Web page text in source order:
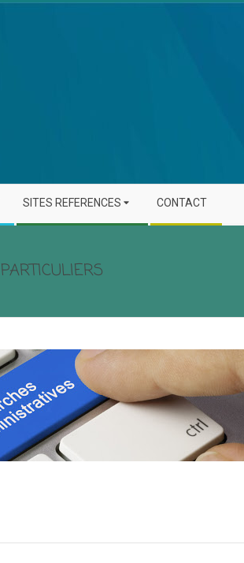
SITES REFERENCES CONTACT
PARTICULIERS